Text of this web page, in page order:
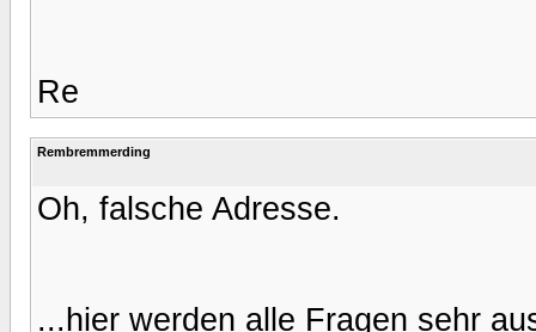
Re
Rembremmerding
Oh, falsche Adresse.
...hier werden alle Fragen sehr